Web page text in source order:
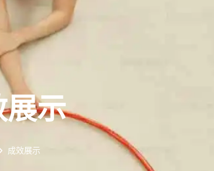
展示
成效展示